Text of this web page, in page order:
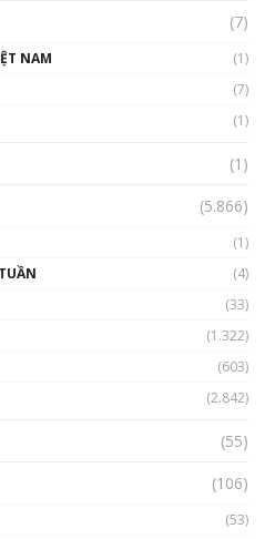
– Trò đùa tỷ đô
(7)
NAM
(1)
(7)
(1)
(1)
(5.866)
(1)
(4)
(33)
(1.322)
(603)
(2.842)
(55)
(106)
(53)